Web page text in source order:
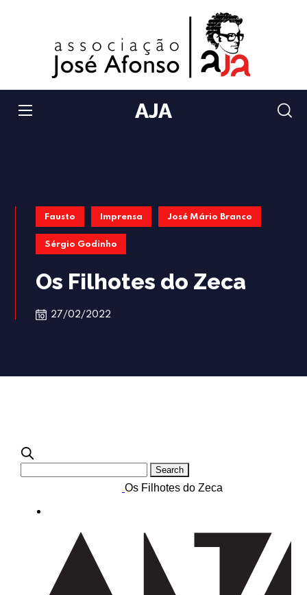
AJA
Fausto Imprensa José Mário Branco
Sérgio Godinho
Os Filhotes do Zeca
27/02/2022